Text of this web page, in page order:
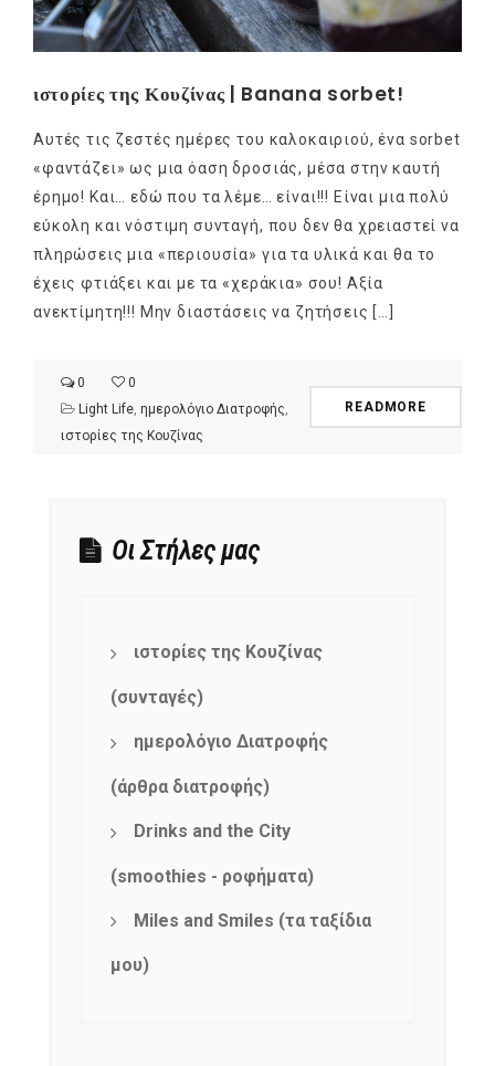
ιστορίες της Κουζίνας | Banana sorbet!
Αυτές τις ζεστές ημέρες του καλοκαιριού, ένα sorbet
«φαντάζει» ως μια όαση δροσιάς, μέσα στην καυτή
έρημο! Και… εδώ που τα λέμε… είναι!!! Είναι μια πολύ
εύκολη και νόστιμη συνταγή, που δεν θα χρειαστεί να
πληρώσεις μια «περιουσία» για τα υλικά και θα το
έχεις φτιάξει και με τα «χεράκια» σου! Αξία
ανεκτίμητη!!! Μην διαστάσεις να ζητήσεις […]
0
0
Light Life, ημερολόγιο Διατροφής,
ιστορίες της Κουζίνας
READMORE
Οι Στήλες μας
ιστορίες της Κουζίνας
(συνταγές)
ημερολόγιο Διατροφής
(άρθρα διατροφής)
Drinks and the City
(smoothies - ροφήματα)
Miles and Smiles (τα ταξίδια
μου)